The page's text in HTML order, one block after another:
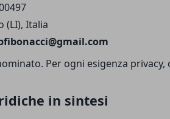
(LI), Italia
Per ogni esigenza
in sintesi